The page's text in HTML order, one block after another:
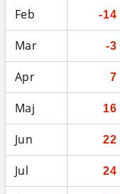
Feb -14
Mar -3
Apr 7
Maj 16
Jun 22
Jul 24